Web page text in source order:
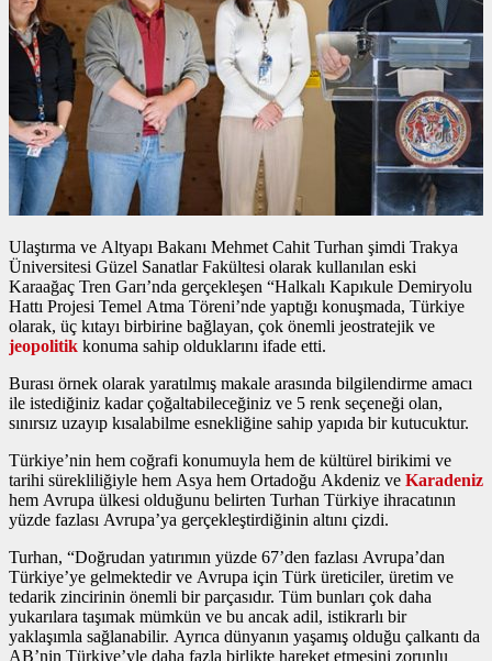
Ulaştırma ve Altyapı Bakanı Mehmet Cahit Turhan şimdi Trakya
Üniversitesi Güzel Sanatlar Fakültesi olarak kullanılan eski
Karaağaç Tren Garı’nda gerçekleşen “Halkalı Kapıkule Demiryolu
Hattı Projesi Temel Atma Töreni’nde yaptığı konuşmada, Türkiye
olarak, üç kıtayı birbirine bağlayan, çok önemli jeostratejik ve
jeopolitik konuma sahip olduklarını ifade etti.
Burası örnek olarak yaratılmış makale arasında bilgilendirme amacı
ile istediğiniz kadar çoğaltabileceğiniz ve 5 renk seçeneği olan,
sınırsız uzayıp kısalabilme esnekliğine sahip yapıda bir kutucuktur.
Türkiye’nin hem coğrafi konumuyla hem de kültürel birikimi ve
tarihi sürekliliğiyle hem Asya hem Ortadoğu Akdeniz ve Karadeniz
hem Avrupa ülkesi olduğunu belirten Turhan Türkiye ihracatının
yüzde fazlası Avrupa’ya gerçekleştirdiğinin altını çizdi.
Turhan, “Doğrudan yatırımın yüzde 67’den fazlası Avrupa’dan
Türkiye’ye gelmektedir ve Avrupa için Türk üreticiler, üretim ve
tedarik zincirinin önemli bir parçasıdır. Tüm bunları çok daha
yukarılara taşımak mümkün ve bu ancak adil, istikrarlı bir
yaklaşımla sağlanabilir. Ayrıca dünyanın yaşamış olduğu çalkantı da
AB’nin Türkiye’yle daha fazla birlikte hareket etmesini zorunlu